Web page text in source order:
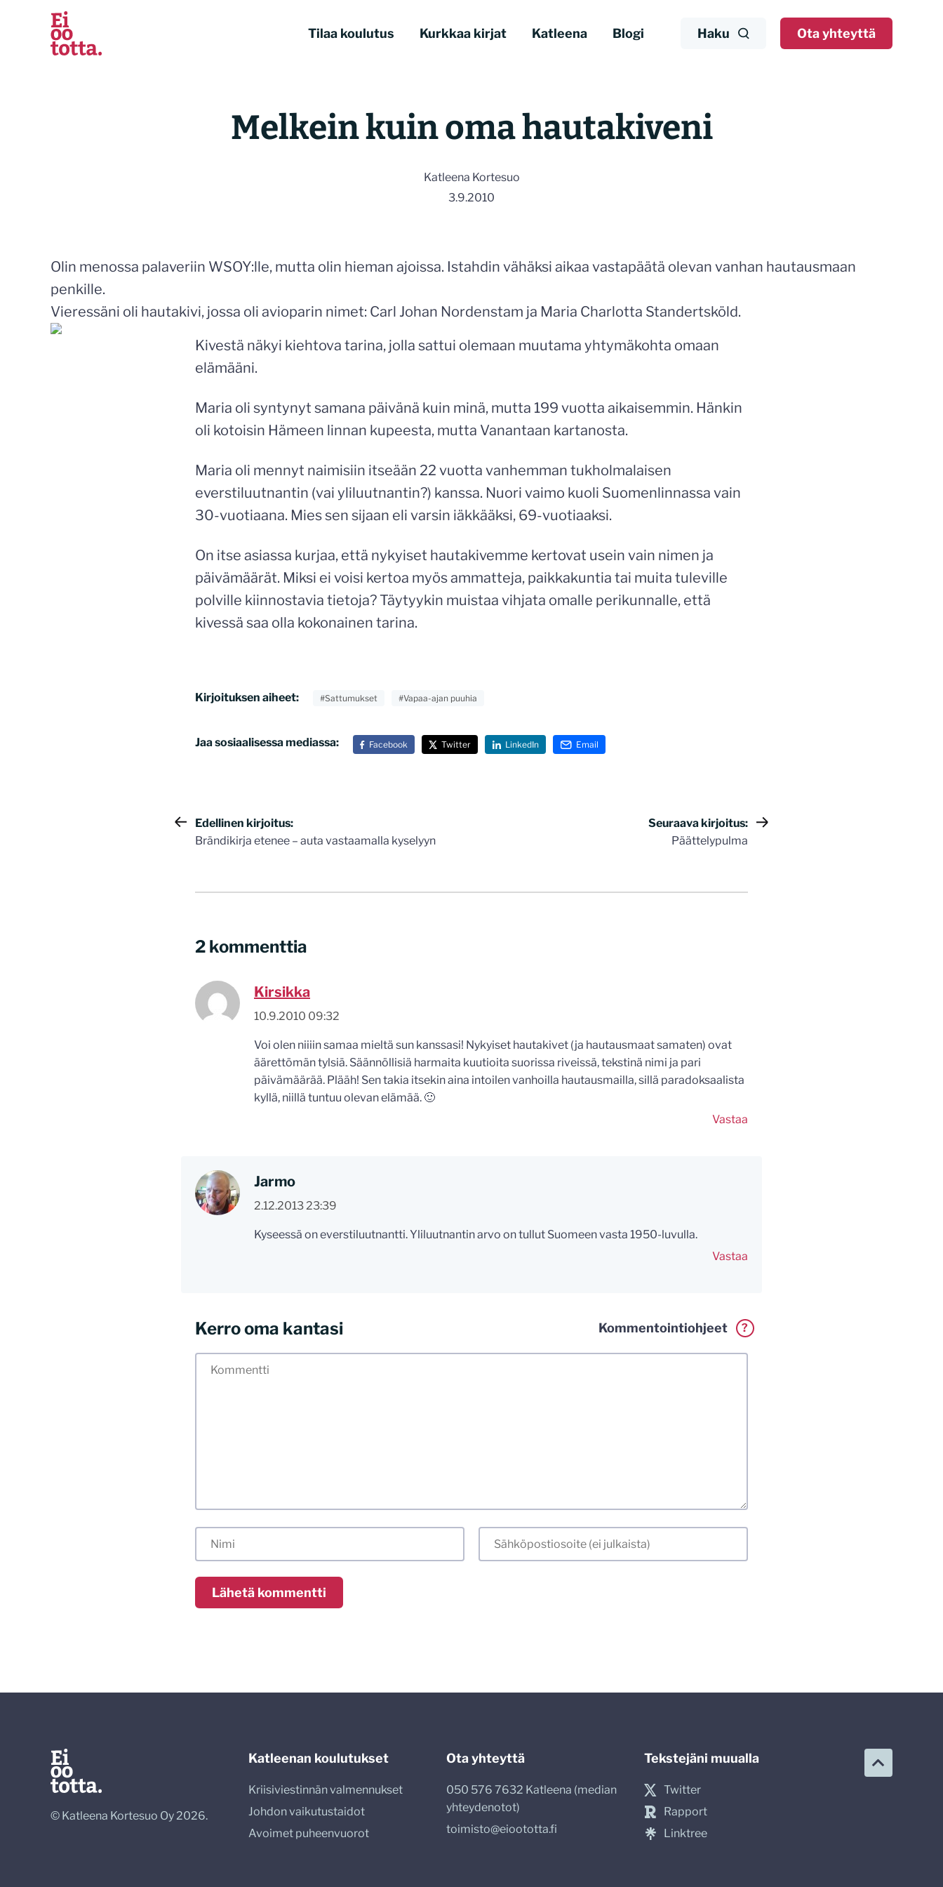
sisältöön
Tilaa koulutus Kurkkaa kirjat Katleena Blogi Haku Ota yhteyttä
Melkein kuin oma hautakiveni
Katleena Kortesuo
3.9.2010
Olin menossa palaveriin WSOY:lle, mutta olin hieman ajoissa. Istahdin vähäksi aikaa vastapäätä olevan vanhan hautausmaan
penkille.
Vieressäni oli hautakivi, jossa oli avioparin nimet: Carl Johan Nordenstam ja Maria Charlotta Standertsköld.
Kivestä näkyi kiehtova tarina, jolla sattui olemaan muutama yhtymäkohta omaan
elämääni.
Maria oli syntynyt samana päivänä kuin minä, mutta 199 vuotta aikaisemmin. Hänkin
oli kotoisin Hämeen linnan kupeesta, mutta Vanantaan kartanosta.
Maria oli mennyt naimisiin itseään 22 vuotta vanhemman tukholmalaisen
everstiluutnantin (vai yliluutnantin?) kanssa. Nuori vaimo kuoli Suomenlinnassa vain
30-vuotiaana. Mies sen sijaan eli varsin iäkkääksi, 69-vuotiaaksi.
On itse asiassa kurjaa, että nykyiset hautakivemme kertovat usein vain nimen ja
päivämäärät. Miksi ei voisi kertoa myös ammatteja, paikkakuntia tai muita tuleville
polville kiinnostavia tietoja? Täytyykin muistaa vihjata omalle perikunnalle, että
kivessä saa olla kokonainen tarina.
Kirjoituksen aiheet: #Sattumukset #Vapaa-ajan puuhia
Jaa sosiaalisessa mediassa: Facebook Twitter LinkedIn Email
Artikkelien
Edellinen kirjoitus:
Brändikirja etenee – auta vastaamalla kyselyyn
Seuraava kirjoitus:
Päättelypulma
2 kommenttia
Kirsikka
10.9.2010 09:32
Voi olen niiiin samaa mieltä sun kanssasi! Nykyiset hautakivet (ja hautausmaat samaten) ovat
äärettömän tylsiä. Säännöllisiä harmaita kuutioita suorissa riveissä, tekstinä nimi ja pari
päivämäärää. Plääh! Sen takia itsekin aina intoilen vanhoilla hautausmailla, sillä paradoksaalista
kyllä, niillä tuntuu olevan elämää. 🙂
Vastaa
Jarmo
2.12.2013 23:39
Kyseessä on everstiluutnantti. Yliluutnantin arvo on tullut Suomeen vasta 1950-luvulla.
Vastaa
Kerro oma kantasi Kommentointiohjeet
?
myös kunnollisen meiliosoitteen. Minua ja mielipiteitäni saa ilman muuta kritisoida. Muistathan silti
hyvät tavat. Karsin jo etukäteen kaikki alatyyliset kommentit, mainokset sekä tietenkin laittomat
© Katleena Kortesuo Oy 2026.
Katleenan koulutukset
Kriisiviestinnän valmennukset
Johdon vaikutustaidot
Avoimet puheenvuorot
Ota yhteyttä
050 576 7632 Katleena (median
yhteydenotot)
toimisto@eioototta.fi
Tekstejäni muualla
Twitter
Rapport
Linktree